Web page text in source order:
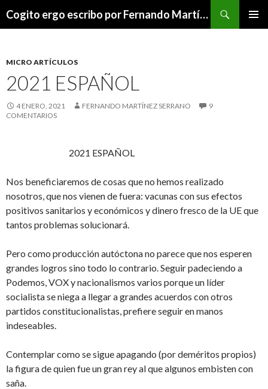
Cogito ergo escribo por Fernando Martínez Serrano
MICRO ARTÍCULOS
2021 ESPAÑOL
4 ENERO, 2021 FERNANDO MARTÍNEZ SERRANO
9
COMENTARIOS
2021 ESPAÑOL
Nos beneficiaremos de cosas que no hemos realizado
nosotros, que nos vienen de fuera: vacunas con sus efectos
positivos sanitarios y económicos y dinero fresco de la UE que
tantos problemas solucionará.
Pero como producción autóctona no parece que nos esperen
grandes logros sino todo lo contrario. Seguir padeciendo a
Podemos, VOX y nacionalismos varios porque un líder
socialista se niega a llegar a grandes acuerdos con otros
partidos constitucionalistas, prefiere seguir en manos
indeseables.
Contemplar como se sigue apagando (por deméritos propios)
la figura de quien fue un gran rey al que algunos embisten con
saña.